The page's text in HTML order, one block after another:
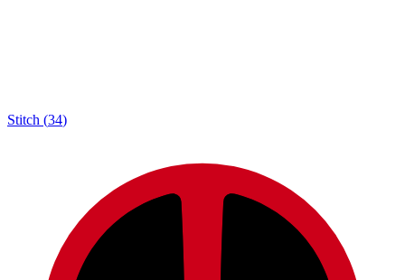
Stitch (34)